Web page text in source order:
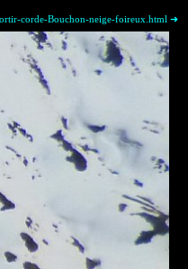
corde-Bouchon-neige-foireux.html ➜